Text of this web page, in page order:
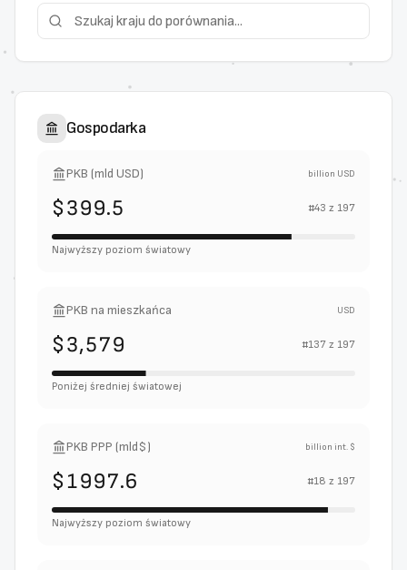
Gospodarka
PKB (mld USD) billion USD
$399.5 #43 z 197
Najwyższy poziom światowy
PKB na mieszkańca USD
$3,579 #137 z 197
Poniżej średniej światowej
PKB PPP (mld$) billion int. $
$1997.6 #18 z 197
Najwyższy poziom światowy